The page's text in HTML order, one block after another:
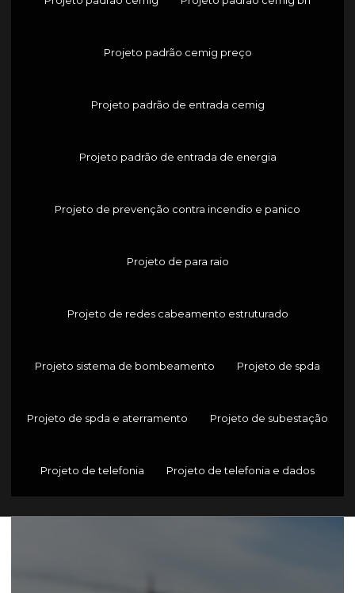
Projeto padrão cemig preço
Projeto padrão de entrada cemig
Projeto padrão de entrada de energia
Projeto de prevenção contra incendio e panico
Projeto de para raio
Projeto de redes cabeamento estruturado
Projeto sistema de bombeamento Projeto de spda
Projeto de spda e aterramento Projeto de subestação
Projeto de telefonia Projeto de telefonia e dados